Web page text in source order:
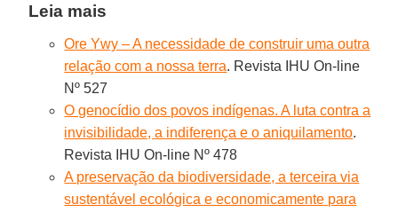
Leia mais
Ore Ywy – A necessidade de construir uma outra
relação com a nossa terra. Revista IHU On-line
Nº 527
O genocídio dos povos indígenas. A luta contra a
invisibilidade, a indiferença e o aniquilamento.
Revista IHU On-line Nº 478
A preservação da biodiversidade, a terceira via
sustentável ecológica e economicamente para